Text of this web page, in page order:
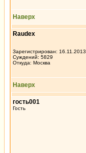
Наверх
Raudex
Зарегистрирован: 16.11.2013
Суждений: 5829
Откуда: Москва
Наверх
гость001
Гость